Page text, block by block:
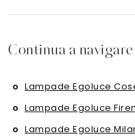
Continua a navigare
Lampade Egoluce
Lampade Egoluce
Lampade Egoluce